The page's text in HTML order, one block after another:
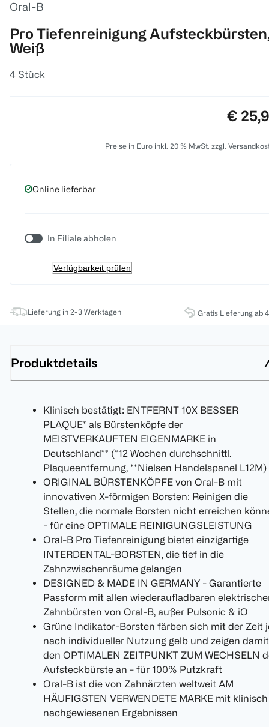
Oral-B
Pro Tiefenreinigung
Weiß
4 Stück
Preis:
€
Preise in Euro inkl. 20 % MwSt. zzgl.
Online lieferbar
In Filiale abholen
Verfügbarkeit prüfen
Lieferung in 2-3 Werktagen Gratis Lieferung ab
Produktdetails
Klinisch bestätigt: ENTFERNT 10X BESSER
PLAQUE* als Bürstenköpfe der
MEISTVERKAUFTEN EIGENMARKE in
Deutschland** (*12 Wochen durchschnittl.
Plaqueentfernung, **Nielsen Handelspanel L12M)
ORIGINAL BÜRSTENKÖPFE von Oral-B mit
innovativen X-förmigen Borsten: Reinigen die
Stellen, die normale Borsten nicht erreichen
- für eine OPTIMALE REINIGUNGSLEISTUNG
Oral-B Pro Tiefenreinigung bietet einzigartige
INTERDENTAL-BORSTEN, die tief in die
Zahnzwischenräume gelangen
DESIGNED & MADE IN GERMANY - Garantierte
Passform mit allen wiederaufladbaren
Zahnbürsten von Oral-B, außer Pulsonic & iO
Grüne Indikator-Borsten färben sich mit der Zeit
nach individueller Nutzung gelb und zeigen damit
den OPTIMALEN ZEITPUNKT ZUM WECHSELN
Aufsteckbürste an - für 100% Putzkraft
Oral-B ist die von Zahnärzten weltweit AM
HÄUFIGSTEN VERWENDETE MARKE mit klinisch
nachgewiesenen Ergebnissen